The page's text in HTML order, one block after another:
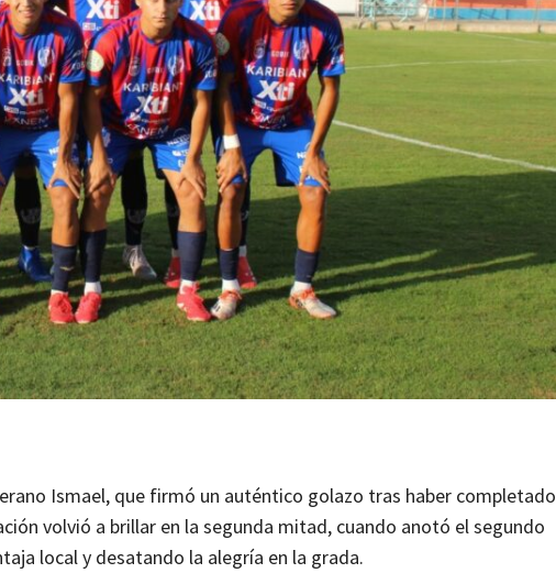
Ismael, que firmó un auténtico golazo tras haber completado
volvió a brillar en la segunda mitad, cuando anotó el segundo
local y desatando la alegría en la grada.